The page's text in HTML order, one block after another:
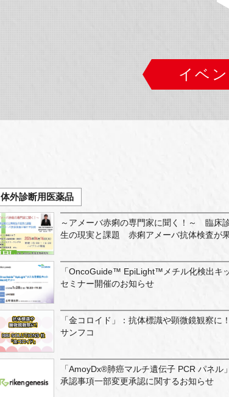
イベ
体外診断用医薬品
～アメーバ赤痢の専門家に聞く！～ 臨床
生の現実と課題 赤痢アメーバ抗体検査が
「OncoGuide™ EpiLight™メチル化検出キ
セミナー開催のお知らせ
「金コロイド」：抗体標識や顕微鏡観察に
サンフコ
「AmoyDx®肺癌マルチ遺伝子 PCR パネル
承認事項一部変更承認に関するお知らせ